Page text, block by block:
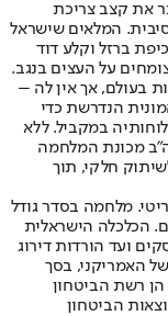
את קצב צריכת
המלאים שישראל
ברזל וקלע דוד
על העצים בנגב.
בעולם, אך אין לה –
הנדרשת כדי
במקביל. ללא
מכונת המלחמה
חלקי, תוך
מלחמה בסדר גודל
הכלכלה הישראלית
ועד הורדות דירוג
האמריקני, בסך
הן רשת הביטחון
הביטחון